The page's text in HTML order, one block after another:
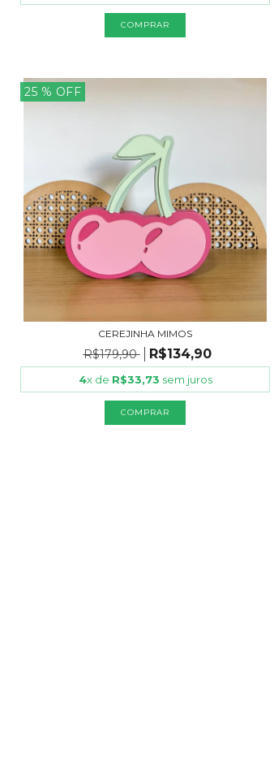
25 % OFF
CEREJINHA MIMOS
R$179,90 R$134,90
4x de R$33,73 sem juros